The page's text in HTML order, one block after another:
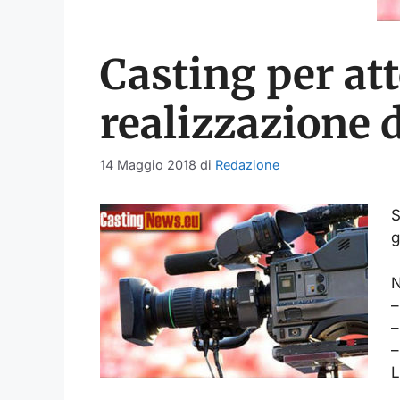
Casting per
realizzazione
14 Maggio 2018 di Redazione